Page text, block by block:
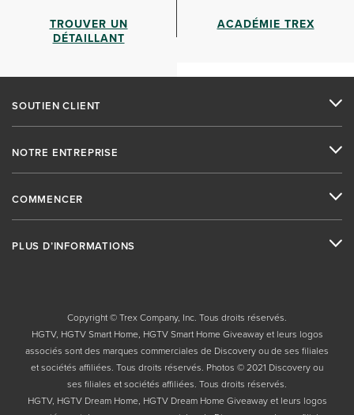
TROUVER UN
DÉTAILLANT
ACADÉMIE TREX
SOUTIEN CLIENT
NOTRE ENTREPRISE
COMMENCER
PLUS D’INFORMATIONS
Copyright © Trex Company, Inc. Tous droits réservés.
HGTV, HGTV Smart Home, HGTV Smart Home Giveaway et leurs logos
associés sont des marques commerciales de Discovery ou de ses filiales
et sociétés affiliées. Tous droits réservés. Photos © 2021 Discovery ou
ses filiales et sociétés affiliées. Tous droits réservés.
HGTV, HGTV Dream Home, HGTV Dream Home Giveaway et leurs logos